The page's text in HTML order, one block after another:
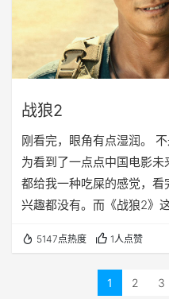
战狼2
刚看完，眼角有点湿润。
为看到了一点点中国电影
都给我一种吃屎的感觉，
兴趣都没有。而《战狼2》
是特别好的菜，可能鸡蛋
有点齁得慌，但是好歹是
这可能是中国第一部符合
5147点热度 1人点赞
1 2 3